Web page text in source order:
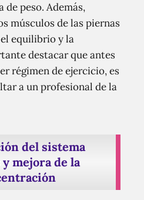
de peso. Además,
músculos de las piernas
equilibrio y la
destacar que antes
régimen de ejercicio, es
a un profesional de la
del sistema
mejora de la